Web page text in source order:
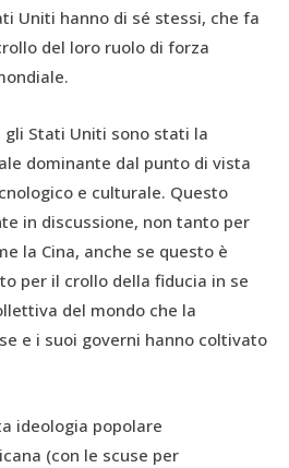
Uniti hanno di sé stessi, che fa
del loro ruolo di forza
Stati Uniti sono stati la
dominante dal punto di vista
e culturale. Questo
in discussione, non tanto per
la Cina, anche se questo è
per il crollo della fiducia in se
del mondo che la
e i suoi governi hanno coltivato
ideologia popolare
(con le scuse per